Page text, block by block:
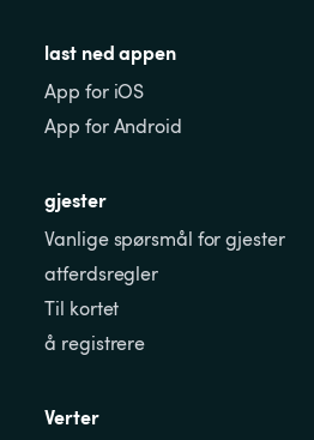
last ned appen
App for iOS
App for Android
gjester
Vanlige spørsmål for gjester
atferdsregler
Til kortet
å registrere
Verter